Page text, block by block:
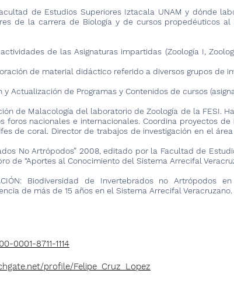
de Estudios Superiores Iztacala UNAM y dónde
de la carrera de Biología y de cursos propedéuticos
de las Asignaturas impartidas (Zoología I,
de material didáctico referido a diversos grupos de
y Actualización de Programas y Contenidos de cursos
de Malacología del laboratorio de Zoología de la FESI.
foros nacionales e internacionales. Coordina proyectos
de coral. Director de trabajos de investigación en el
No Artrópodos” 2008, editado por la Facultad de
de “Aportes al Conocimiento del Sistema Arrecifal
Biodiversidad de Invertebrados no Artrópodos
de más de 15 años en el Sistema Arrecifal Veracruzano.
0001-8711-1114
profile/Felipe_Cruz_Lopez